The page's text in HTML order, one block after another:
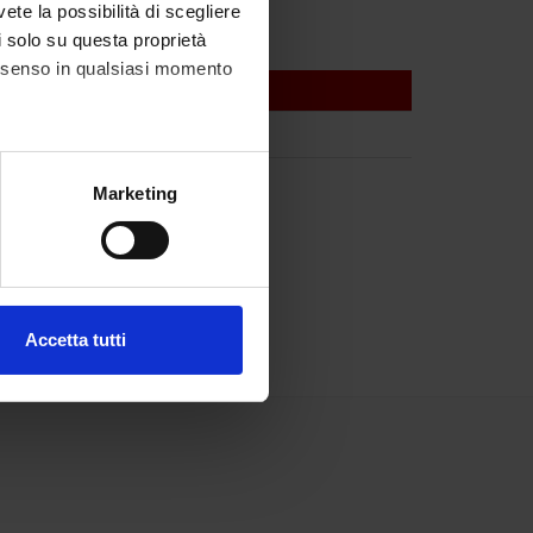
la possibilità di scegliere
su questa proprietà
in qualsiasi momento
metro,Marketing
Accetta tutti